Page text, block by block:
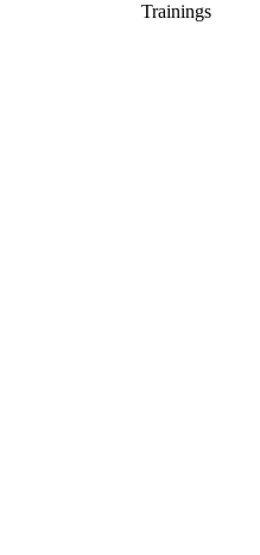
Trainings